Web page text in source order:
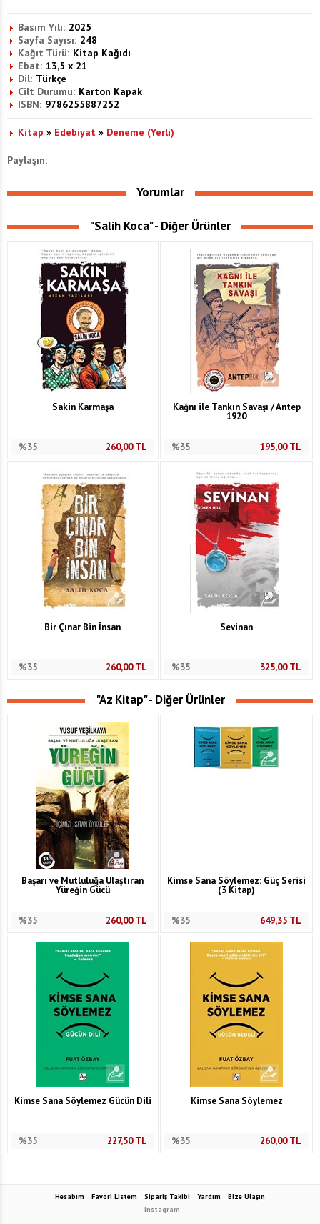
Basım Yılı: 2025
Sayfa Sayısı: 248
Kağıt Türü: Kitap Kağıdı
Ebat: 13,5 x 21
Dil: Türkçe
Cilt Durumu: Karton Kapak
ISBN: 9786255887252
Kitap » Edebiyat » Deneme (Yerli)
Paylaşın:
Yorumlar
"Salih Koca" - Diğer Ürünler
Sakin Karmaşa
%35 260,00TL
Kağnı ile Tankın Savaşı / Antep
1920
%35 195,00TL
Bir Çınar Bin İnsan
%35 260,00TL
Sevinan
%35 325,00TL
"Az Kitap" - Diğer Ürünler
Başarı ve Mutluluğa Ulaştıran
Yüreğin Gücü
%35 260,00TL
Kimse Sana Söylemez: Güç Serisi
(3 Kitap)
%35 649,35 TL
Kimse Sana Söylemez Gücün Dili
%35 227,50TL
Kimse Sana Söylemez
%35 260,00TL
Hesabım Favori Listem Sipariş Takibi Yardım
Bize Ulaşın
Instagram